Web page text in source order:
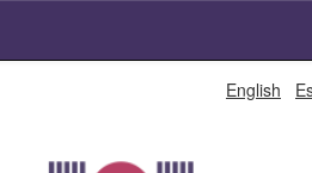
English